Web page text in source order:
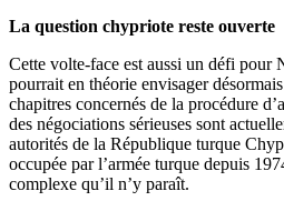
La question chypriote reste ouverte
Cette volte-face est aussi un défi pour
pourrait en théorie envisager
chapitres concernés de la procédure
des négociations sérieuses sont
autorités de la République turque
occupée par l’armée turque depuis
complexe qu’il n’y paraît.